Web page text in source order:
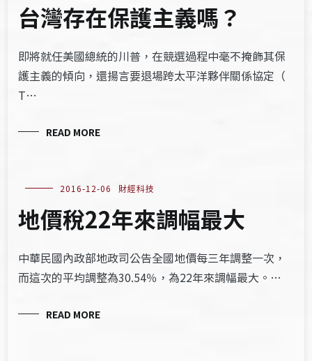
台灣存在保護主義嗎？
即將就任美國總統的川普，在競選過程中毫不掩飾其保
護主義的傾向，還揚言要退場跨太平洋夥伴關係協定（
T…
READ MORE
2016-12-06 財經科技
地價稅22年來調幅最大
中華民國內政部地政司公告全國地價每三年調整一次，
而這次的平均調整為30.54％，為22年來調幅最大。…
READ MORE